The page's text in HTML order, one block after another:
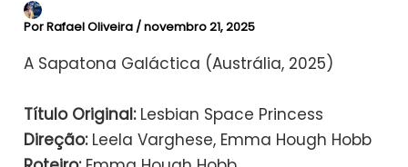
PorRafael Oliveira /novembro 21, 2025
A Sapatona Galáctica (Austrália, 2025)
Título Original:Lesbian Space Princess
Direção:Leela Varghese, Emma Hough Hobb